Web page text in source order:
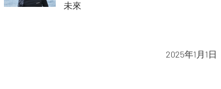
未來
2025年1月1日